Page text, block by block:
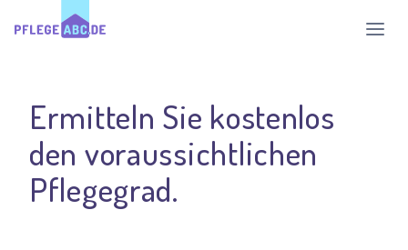
Ermitteln Sie kostenlos
den voraussichtlichen
Pflegegrad.